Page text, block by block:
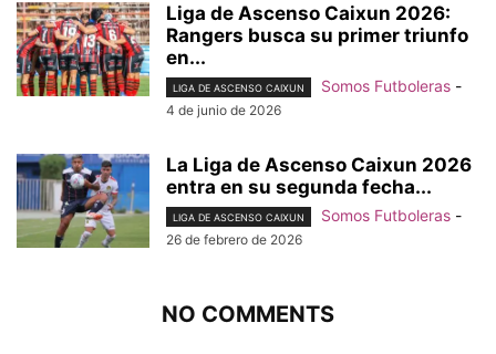
Liga de Ascenso Caixun 2026:
Rangers busca su primer triunfo
en...
LIGA DE ASCENSO CAIXUN Somos Futboleras -
4 de junio de 2026
La Liga de Ascenso Caixun 2026
entra en su segunda fecha...
LIGA DE ASCENSO CAIXUN Somos Futboleras -
26 de febrero de 2026
NO COMMENTS